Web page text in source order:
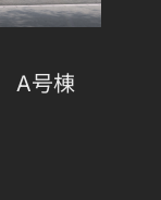
A号棟